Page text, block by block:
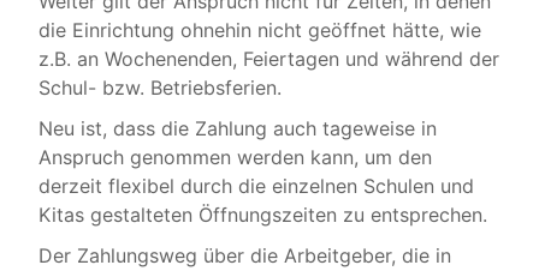
die Einrichtung ohnehin nicht geöffnet hätte, wie
z.B. an Wochenenden, Feiertagen und während der
Schul- bzw. Betriebsferien.
Neu ist, dass die Zahlung auch tageweise in
Anspruch genommen werden kann, um den
derzeit flexibel durch die einzelnen Schulen und
Kitas gestalteten Öffnungszeiten zu entsprechen.
Der Zahlungsweg über die Arbeitgeber, die in